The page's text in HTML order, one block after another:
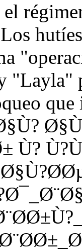
"Layla"
que